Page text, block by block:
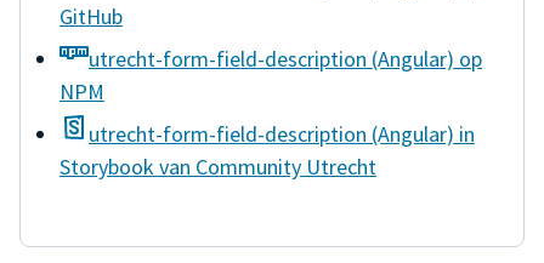
GitHub
utrecht-form-field-description (Angular) op
NPM
utrecht-form-field-description (Angular) in
Storybook van Community Utrecht